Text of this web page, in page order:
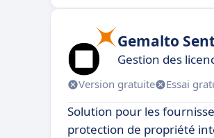
Gemalto
Gestion des
Version gratuite Essai
Solution pour les
protection de propriété